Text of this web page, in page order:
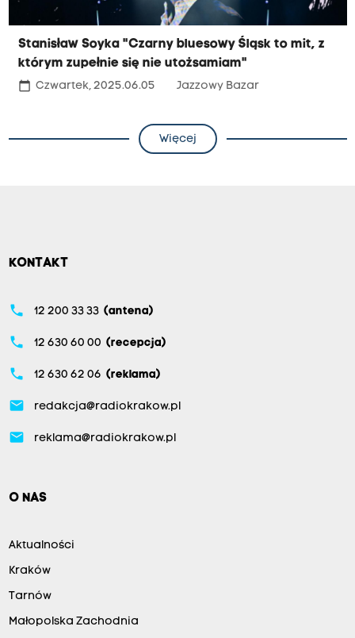
Stanisław Soyka "Czarny bluesowy Śląsk to mit, z
którym zupełnie się nie utożsamiam"
calendar_today Czwartek, 2025.06.05 Jazzowy Bazar
Więcej
KONTAKT
phone 12 200 33 33 (antena)
phone 12 630 60 00 (recepcja)
phone 12 630 62 06 (reklama)
email redakcja@radiokrakow.pl
email reklama@radiokrakow.pl
O NAS
Aktualności
Kraków
Tarnów
Małopolska Zachodnia